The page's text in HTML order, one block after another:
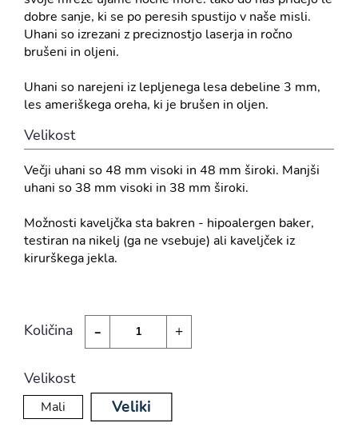
dobre sanje, ki se po peresih spustijo v naše misli.
Uhani so izrezani z preciznostjo laserja in ročno
brušeni in oljeni.
Uhani so narejeni iz lepljenega lesa debeline 3 mm,
les ameriškega oreha, ki je brušen in oljen.
Velikost
Večji uhani so 48 mm visoki in 48 mm široki. Manjši
uhani so 38 mm visoki in 38 mm široki.
Možnosti kaveljčka sta bakren - hipoalergen baker,
testiran na nikelj (ga ne vsebuje) ali kaveljček iz
kirurškega jekla.
Količina - +
Velikost
Mali Veliki